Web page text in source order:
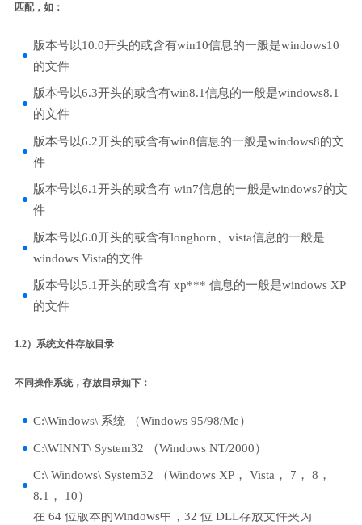
匹配，如：
版本号以10.0开头的或含有win10信息的一般是windows10
的文件
版本号以6.3开头的或含有win8.1信息的一般是windows8.1
的文件
版本号以6.2开头的或含有win8信息的一般是windows8的文
件
版本号以6.1开头的或含有 win7信息的一般是windows7的文
件
版本号以6.0开头的或含有longhorn、vista信息的一般是
windows Vista的文件
版本号以5.1开头的或含有 xp*** 信息的一般是windows XP
的文件
1.2）系统文件存放目录
不同操作系统，存放目录如下：
C:\Windows\ 系统 （Windows 95/98/Me）
C:\WINNT\ System32 （Windows NT/2000）
C:\ Windows\ System32 （Windows XP， Vista， 7， 8，
8.1， 10）
在 64 位版本的Windows中，32 位 DLL存放文件夹为